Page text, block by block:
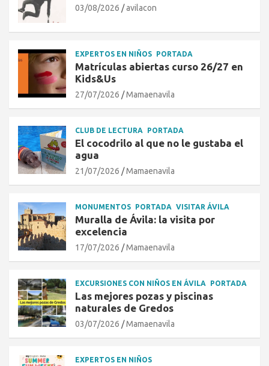
03/08/2026 avilacon
EXPERTOS EN NIÑOS PORTADA
Matrículas abiertas curso 26/27 en
Kids&Us
27/07/2026 Mamaenavila
CLUB DE LECTURA PORTADA
El cocodrilo al que no le gustaba el
agua
21/07/2026 Mamaenavila
MONUMENTOS PORTADA VISITAR ÁVILA
Muralla de Ávila: la visita por
excelencia
17/07/2026 Mamaenavila
EXCURSIONES CON NIÑOS EN ÁVILA PORTADA
Las mejores pozas y piscinas
naturales de Gredos
03/07/2026 Mamaenavila
EXPERTOS EN NIÑOS